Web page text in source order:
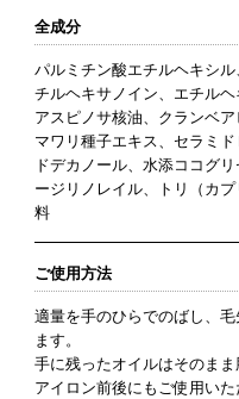
全成分
パルミチン酸エチルヘキシ
チルヘキサノイン、エチル
アスピノサ核油、クランベ
マワリ種子エキス、セラミ
ドデカノール、水添ココグ
ージリノレイル、トリ（カ
料
ご使用方法
適量を手のひらでのばし、
ます。
手に残ったオイルはそのまま
アイロン前後にもご使用いた